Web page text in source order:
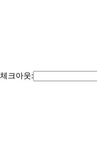
체크아웃: